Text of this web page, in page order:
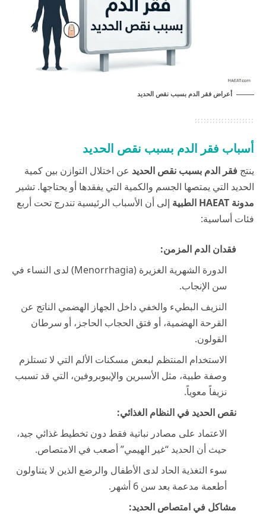
أعراض فقر الدم بسبب نقص الحديد
أسباب فقر الدم بسبب نقص الحديد
ينتج فقر الدم بسبب نقص الحديد عن اختلال التوازن بين كمية
الحديد التي يمتصها الجسم والكمية التي يفقدها أو يحتاجها. تشير
مدونة HAEAT الطبية
إلى أن الأسباب الرئيسية تندرج تحت أربع
فئات أساسية:
فقدان الدم المزمن:
الدورة الشهرية الغزيرة (Menorrhagia) لدى النساء في
سن الإنجاب.
النزيف البطيء والخفي داخل الجهاز الهضمي الناتج عن
القرحة الهضمية، أو فتق الحجاب الحاجز، أو سرطان
القولون.
الاستخدام المنتظم لبعض مسكنات الألم التي لا تستلزم
وصفة طبية، مثل الأسبرين والإيبوبروفين، التي قد تسبب
نزيفاً معوياً.
نقص الحديد في النظام الغذائي:
الاعتماد على مصادر نباتية فقط دون تخطيط غذائي جيد،
حيث أن الحديد “غير الهيمي” أصعب في الامتصاص.
سوء التغذية الحاد لدى الأطفال والرضع الذين لا يتناولون
أطعمة مدعمة بعد سن 6 أشهر.
مشاكل في امتصاص الحديد: